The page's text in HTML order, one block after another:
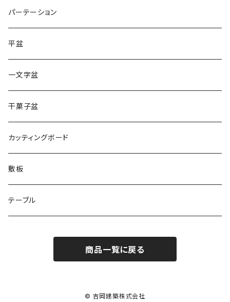
パーテーション
平盆
一文字盆
干菓子盆
カッティングボード
敷板
テーブル
商品一覧に戻る
© 吉岡建築株式会社